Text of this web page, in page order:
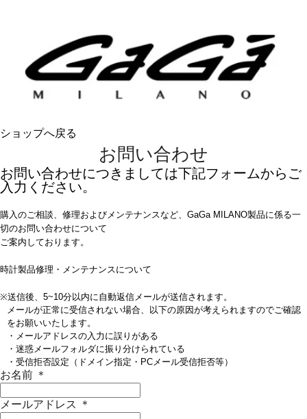
ショップへ戻る
お問い合わせ
お問い合わせにつきましては下記フォームからご
入力ください。
購入のご相談、修理およびメンテナンスなど、GaGa MILANO製品に係る一
切のお問い合わせについて
ご案内しております。
時計製品修理・メンテナンスについて
※送信後、5~10分以内に自動返信メールが送信されます。
メールが正常に受信されない場合、以下の原因が考えられますのでご確認
をお願いいたします。
・メールアドレスの入力に誤りがある
・迷惑メールフォルダに振り分けられている
・受信拒否設定（ドメイン指定・PCメール受信拒否等）
お名前 ＊
メールアドレス ＊